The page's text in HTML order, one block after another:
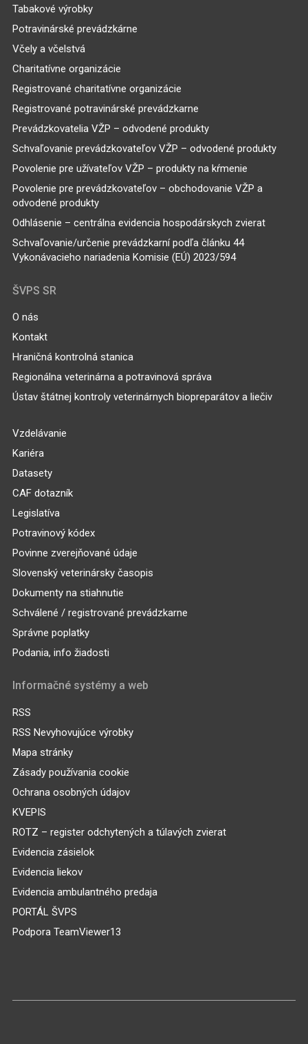
Tabakové výrobky
Potravinárské prevádzkárne
Včely a včelstvá
Charitatívne organizácie
Registrované charitatívne organizácie
Registrované potravinárské prevádzkarne
Prevádzkovatelia VŽP – odvodené produkty
Schvaľovanie prevádzkovateľov VŽP – odvodené produkty
Povolenie pre užívateľov VŽP – produkty na kŕmenie
Povolenie pre prevádzkovateľov – obchodovanie VŽP a
odvodené produkty
Odhlásenie – centrálna evidencia hospodárskych zvierat
Schvaľovanie/určenie prevádzkarní podľa článku 44
Vykonávacieho nariadenia Komisie (EÚ) 2023/594
ŠVPS SR
O nás
Kontakt
Hraničná kontrolná stanica
Regionálna veterinárna a potravinová správa
Ústav štátnej kontroly veterinárnych biopreparátov a liečiv
Vzdelávanie
Kariéra
Datasety
CAF dotazník
Legislatíva
Potravinový kódex
Povinne zverejňované údaje
Slovenský veterinársky časopis
Dokumenty na stiahnutie
Schválené / registrované prevádzkarne
Správne poplatky
Podania, info žiadosti
Informačné systémy a web
RSS
RSS Nevyhovujúce výrobky
Mapa stránky
Zásady používania cookie
Ochrana osobných údajov
KVEPIS
ROTZ – register odchytených a túlavých zvierat
Evidencia zásielok
Evidencia liekov
Evidencia ambulantného predaja
PORTÁL ŠVPS
Podpora TeamViewer13